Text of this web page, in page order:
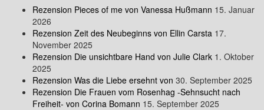
Rezension Pieces of me von Vanessa Hußmann 15. Januar
2026
Rezension Zeit des Neubeginns von Ellin Carsta 17.
November 2025
Rezension Die unsichtbare Hand von Julie Clark 1. Oktober
2025
Rezension Was die Liebe ersehnt von 30. September 2025
Rezension Die Frauen vom Rosenhag -Sehnsucht nach
Freiheit- von Corina Bomann 15. September 2025